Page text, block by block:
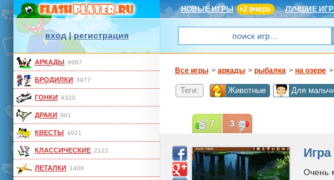
НОВЫЕ ИГРЫ +2 вчера ЛУЧШИЕ
вход|регистрация
АРКАДЫ 9987
БРОДИЛКИ 3977
ГОНКИ 4320
ДРАКИ 861
КВЕСТЫ 4921
КЛАССИЧЕСКИЕ 2122
ЛЕТАЛКИ 1408
Все игры > аркады > рыбалка > на озере
Теги: Животные Для
Очень
7 3